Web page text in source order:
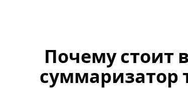
Почему стоит
суммаризатор